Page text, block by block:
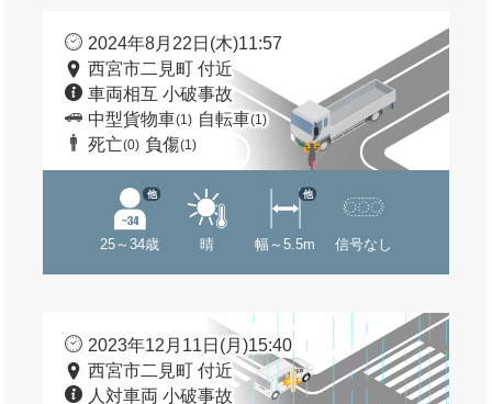
2024年8月22日(木)11:57
西宮市二見町 付近
車両相互 小破事故
中型貨物車(1) 自転車(1)
死亡(0) 負傷(1)
25～34歳
他
晴 幅～5.5m
他
信号なし
2023年12月11日(月)15:40
西宮市二見町 付近
人対車両 小破事故